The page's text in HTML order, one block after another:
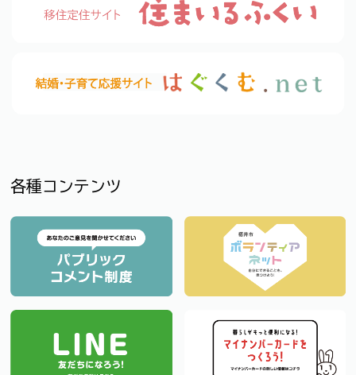
各種コンテンツ